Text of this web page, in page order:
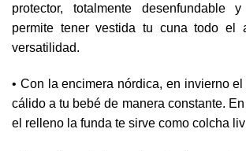
protector, totalmente desenfundable
permite tener vestida tu cuna todo el
versatilidad.
• Con la encimera nórdica, en invierno
cálido a tu bebé de manera constante.
el relleno la funda te sirve como colcha